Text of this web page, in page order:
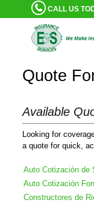
CALL US
Quote
Available
Looking for
a quote for quick,
Auto Cotización de
Auto Cotización
Constructores de